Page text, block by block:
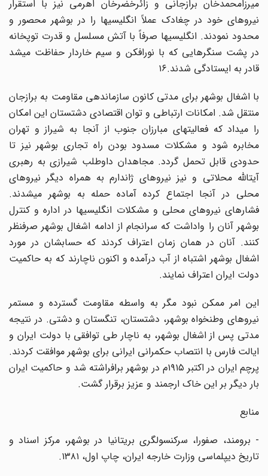
میرزامحمدخان برازجانی و زائرخضرخان اهرمی نیز با استقرار
نیروهای خود در چغادک عملاً انگلیسیها را در بوشهر محصور و
محدود نمودند. انگلیسیها صرفاً با آتش مسلسل و قدرت توپخانه
در پشت سنگرهایی که با نورافکن و سیم خاردار حفاظت میشد
قادر به ایستادگی شدند.۱۶
با اشغال بوشهر برای مدتی کانون سازماندهی مقاومت به برازجان
منتقل شد. امکانات ارتباطی و توان اقتصادی دشتستان این امکان
را میداد که فعالیتهای مبارزان جنوب از آنجا به شیراز و تهران
مخابره شود و مشکلات مسدود بودن راه تجاری بوشهر نیز تا
حدودی قابل تحمل گردد. مجاهدان داوطلب شیرازی به رهبری
آیتالله محلاتی و نیز نیروهای ژاندارم به همراه دیگر نیروهای
محلی در آنجا اجتماع کرده آماده حمله به بوشهر میشدند.
فشارهای نیروهای محلی و مشکلات انگلیسیها در اداره و کنترل
بوشهر آنان را واداشت که سرانجام از ادامه اشغال بوشهر صرفنظر
کنند. آنان در همان زمان اعتراف کردند که حسابشان در مورد
اشغال بوشهر اشتباه از آب درآمده و اکنون ناچارند که به حاکمیت
دولت ایران اعتراف نمایند.
این امر ممکن نبود مگر به واسطه مقاومت گسترده و مستمر
نیروهای وطنخواه بوشهر، دشتستان، تنگستان و دشتی. در نتیجه
مدتی پس از اشغال بوشهر، به ناچار طی توافقی با دولت ایران و
ایالت فارس با انتصاب حکمرانی ایرانی برای بوشهر موافقت کردند.
پرچم ایران در اکتبر ۱۹۱۵م در بوشهر برافراشته شد و حاکمیت ایران
بار دیگر بر این خاک ارجمند و عزیز برقرار گشت.
منابع
- برومند، صفورا، سرکنسولگری بریتانیا در بوشهر، مرکز اسناد و
تاریخ دیپلماسی وزارت خارجه ایران، چاپ اول، ۱۳۸۱.